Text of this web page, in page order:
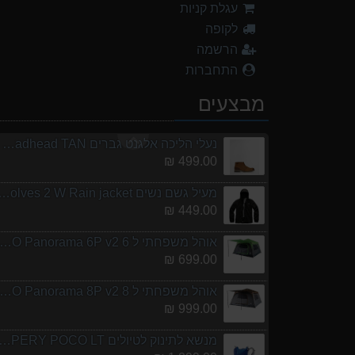
עגלת קניות
לקופה
הרשמה
התחברות
מבצעים
999.00 ₪
839.00 ₪
נעלי הליכה אלגנט גברים Barbour Readhead TAN
499.00 ₪
מעיל גשם נשים TNF Resolves 2 W Rain jacket
449.00 ₪
אוהל משפחתי ל 6 GURO Panorama 6P v2
699.00 ₪
אוהל משפחתי ל 8 GURO Panorama 8P v2
999.00 ₪
מנשא לתינוק לטיולים OSPERY POCO LT